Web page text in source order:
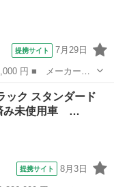
提携サイト 7月29日
ド名： Ｘリミテッ
納ミラー ベンチシ
ック スタンダード
み未使用車 …
提携サイト 8月3日